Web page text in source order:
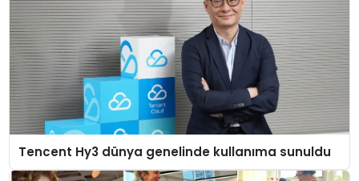
Tencent Hy3 dünya genelinde kullanıma sunuldu